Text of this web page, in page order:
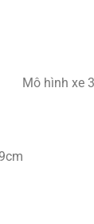
Mô hình xe